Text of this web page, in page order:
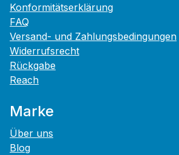
Konformitätserklärung
FAQ
Versand- und Zahlungsbedingungen
Widerrufsrecht
Rückgabe
Reach
Marke
Über uns
Blog